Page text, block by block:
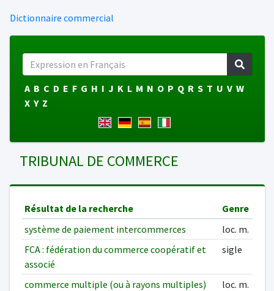
Dictionnaire commercial
A B C D E F G H I J K L M N O P Q R S T U V W
X Y Z
TRIBUNAL DE COMMERCE
Résultat de la recherche
Genre
système de paiement intercommerces
loc. m.
FCA : fédération du commerce coopératif et
associé
sigle
commerce multiple (ou à rayons multiples)
loc. m.